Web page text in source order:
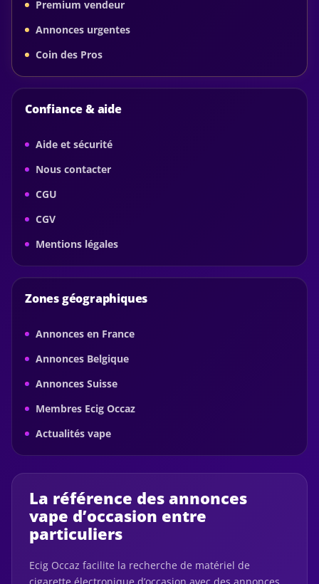
Premium vendeur
Annonces urgentes
Coin des Pros
Confiance & aide
Aide et sécurité
Nous contacter
CGU
CGV
Mentions légales
Zones géographiques
Annonces en France
Annonces Belgique
Annonces Suisse
Membres Ecig Occaz
Actualités vape
La référence des annonces
vape d’occasion entre
particuliers
Ecig Occaz facilite la recherche de matériel de
cigarette électronique d’occasion avec des annonces